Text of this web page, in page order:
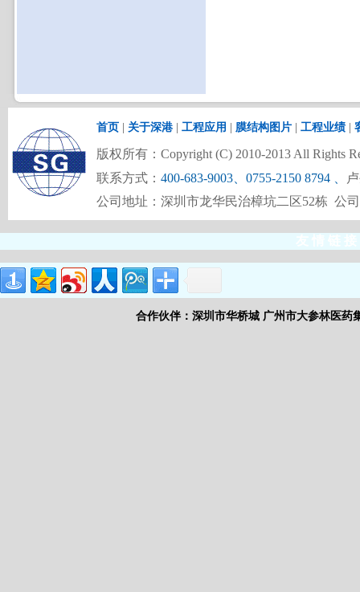
首页 关于深港 |工程应用 膜结构图片 |工程业绩|
版权所有：Copyright (C) 2010-2013 All Rights
联系方式：400-683-9003、0755-2150 8794
公司地址：深圳市龙华民治樟坑二区52栋 公
合作伙伴： 深圳市华桥城 广州市大参林医药